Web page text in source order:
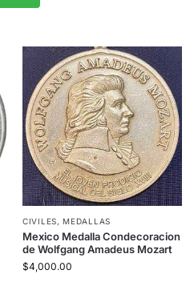
CIVILES,MEDALLAS
Mexico Medalla Condecoracion
de Wolfgang Amadeus Mozart
$4,000.00